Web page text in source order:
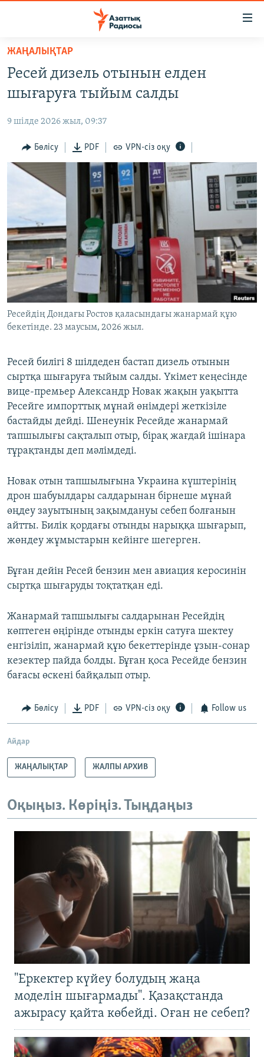
Skip
main
content
to
Navigation
Skip
AZATTYQTV
ҚАҢТАР ОҚИҒАСЫ
АДАМ ҚҰҚЫҚТАРЫ
ӘЛЕУМЕТ
АРНАЙЫ ЖОБАЛАР
Русский
ЖАЗЫЛЫҢЫЗ
Басқа тілдерде
ЖАҢАЛЫҚТАР
Ресей дизель отынын елден
шығаруға тыйым салды
9 шілде 2026 жыл, 09:37
Бөлісу PDF VPN-сіз оқу
Ресейдің Дондағы Ростов қаласындағы жанармай құю
бекетінде. 23 маусым, 2026 жыл.
Ресей билігі 8 шілдеден бастап дизель отынын
сыртқа шығаруға тыйым салды. Үкімет кеңесінде
вице-премьер Александр Новак жақын уақытта
Ресейге импорттық мұнай өнімдері жеткізіле
бастайды дейді. Шенеунік Ресейде жанармай
тапшылығы сақталып отыр, бірақ жағдай ішінара
тұрақтанды деп мәлімдеді.
Новак отын тапшылығына Украина күштерінің
дрон шабуылдары салдарынан бірнеше мұнай
өңдеу зауытының зақымдануы себеп болғанын
айтты. Билік қордағы отынды нарыққа шығарып,
жөндеу жұмыстарын кейінге шегерген.
Бұған дейін Ресей бензин мен авиация керосинін
сыртқа шығаруды тоқтатқан еді.
Жанармай тапшылығы салдарынан Ресейдің
көптеген өңірінде отынды еркін сатуға шектеу
енгізіліп, жанармай құю бекеттерінде ұзын-сонар
кезектер пайда болды. Бұған қоса Ресейде бензин
бағасы өскені байқалып отыр.
Бөлісу PDF VPN-сіз оқу Follow us
Айдар
ЖАҢАЛЫҚТАР ЖАЛПЫ АРХИВ
Оқыңыз. Көріңіз. Тыңдаңыз
"Еркектер күйеу болудың жаңа
моделін шығармады". Қазақстанда
ажырасу қайта көбейді. Оған не себеп?